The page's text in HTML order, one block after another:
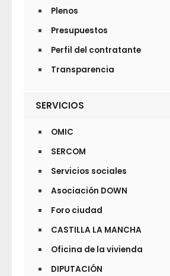
Plenos
Presupuestos
Perfil del contratante
Transparencia
SERVICIOS
OMIC
SERCOM
Servicios sociales
Asociación DOWN
Foro ciudad
CASTILLA LA MANCHA
Oficina de la vivienda
DIPUTACIÓN